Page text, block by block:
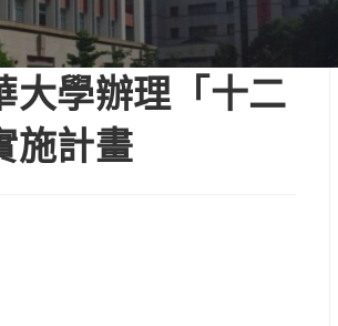
大學辦理「十二
施計畫